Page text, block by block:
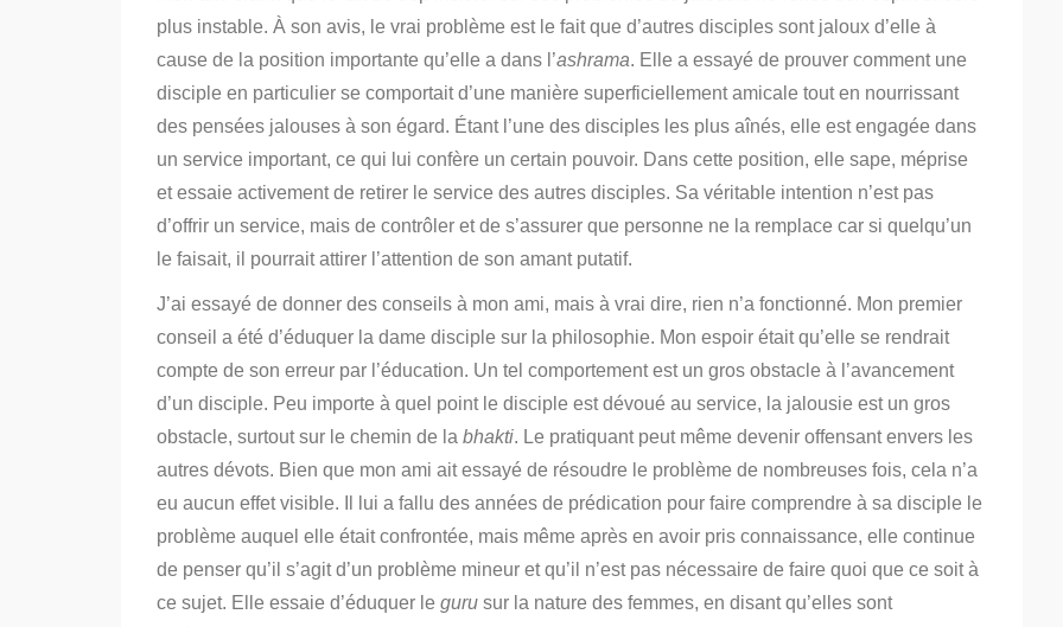
plus instable. À son avis, le vrai problème est le fait que d’autres disciples sont jaloux d’elle à
cause de la position importante qu’elle a dans l’ashrama. E lle a essayé de prouver comment une
disciple en particulier se comportait d’une manière superficiellement amicale tout en nourrissant
des pensées jalouses à son égard. Étant l’une des disciples les plus aînés, elle est engagée dans
un service important, ce qui lui confère un certain pouvoir. Dans cette position, elle sape, méprise
et essaie activement de retirer le service des autres disciples. Sa véritable intention n’est pas
d’offrir un service, mais de contrôler et de s’assurer que personne ne la remplace car si quelqu’un
le faisait, il pourrait attirer l’attention de son amant putatif.
J’ai essayé de donner des conseils à mon ami, mais à vrai dire, rien n’a fonctionné. Mon premier
conseil a été d’éduquer la dame disciple sur la philosophie. Mon espoir était qu’elle se rendrait
compte de son erreur par l’éducation. Un tel comportement est un gros obstacle à l’avancement
d’un disciple. Peu importe à quel point le disciple est dévoué au service, la jalousie est un gros
obstacle, surtout sur le chemin de la bhakti. Le pratiquant peut même devenir offensant envers les
autres dévots. Bien que mon ami ait essayé de résoudre le problème de nombreuses fois, cela n’a
eu aucun effet visible. Il lui a fallu des années de prédication pour faire comprendre à sa disciple le
problème auquel elle était confrontée, mais même après en avoir pris connaissance, elle continue
de penser qu’il s’agit d’un problème mineur et qu’il n’est pas nécessaire de faire quoi que ce soit à
ce sujet. Elle essaie d’éduquer le guru sur la nature des femmes, en disant qu’elles sont